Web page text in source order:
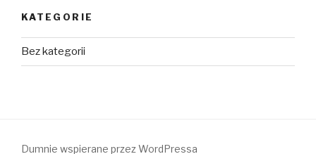
KATEGORIE
Bez kategorii
Dumnie wspierane przez WordPressa